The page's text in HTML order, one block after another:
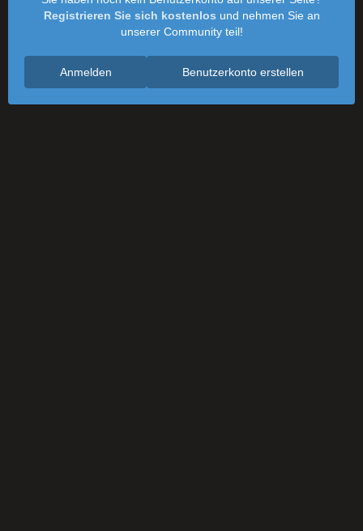
Registrieren Sie sich kostenlos und nehmen Sie an
unserer Community teil!
Benutzerkonto erstellen
Anmelden